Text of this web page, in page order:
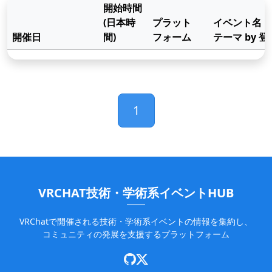
開催日
開始時間
(日本時
間)
プラット
フォーム
イベント名
テーマ by 登
1
VRCHAT技術・学術系イベントHUB
VRChatで開催される技術・学術系イベントの情報を集約し、
コミュニティの発展を支援するプラットフォーム